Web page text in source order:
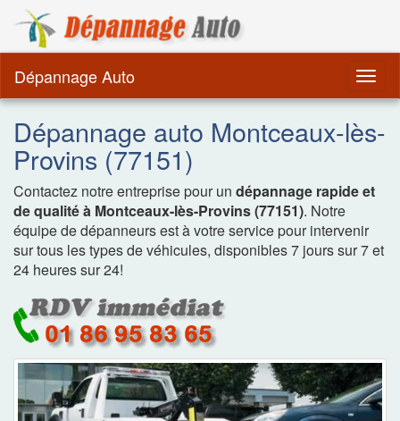
Dépannage Auto
Dépannage auto Montceaux-lès-
Provins (77151)
Contactez notre entreprise pour un dépannage rapide et
de qualité à Montceaux-lès-Provins (77151). Notre
équipe de dépanneurs est à votre service pour intervenir
sur tous les types de véhicules, disponibles 7 jours sur 7 et
24 heures sur 24!